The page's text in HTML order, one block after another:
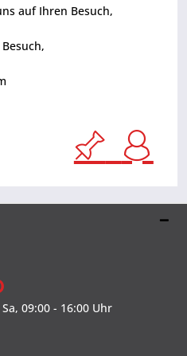
auf Ihren Besuch,
09:00 - 16:00 Uhr